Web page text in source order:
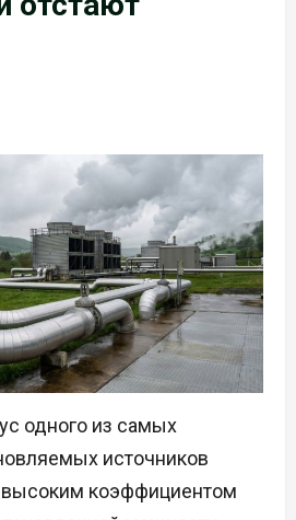
одного из самых
источников
коэффициентом